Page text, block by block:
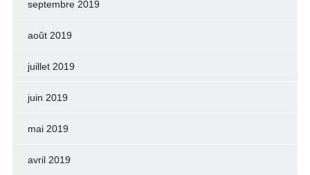
septembre 2019
août 2019
juillet 2019
juin 2019
mai 2019
avril 2019